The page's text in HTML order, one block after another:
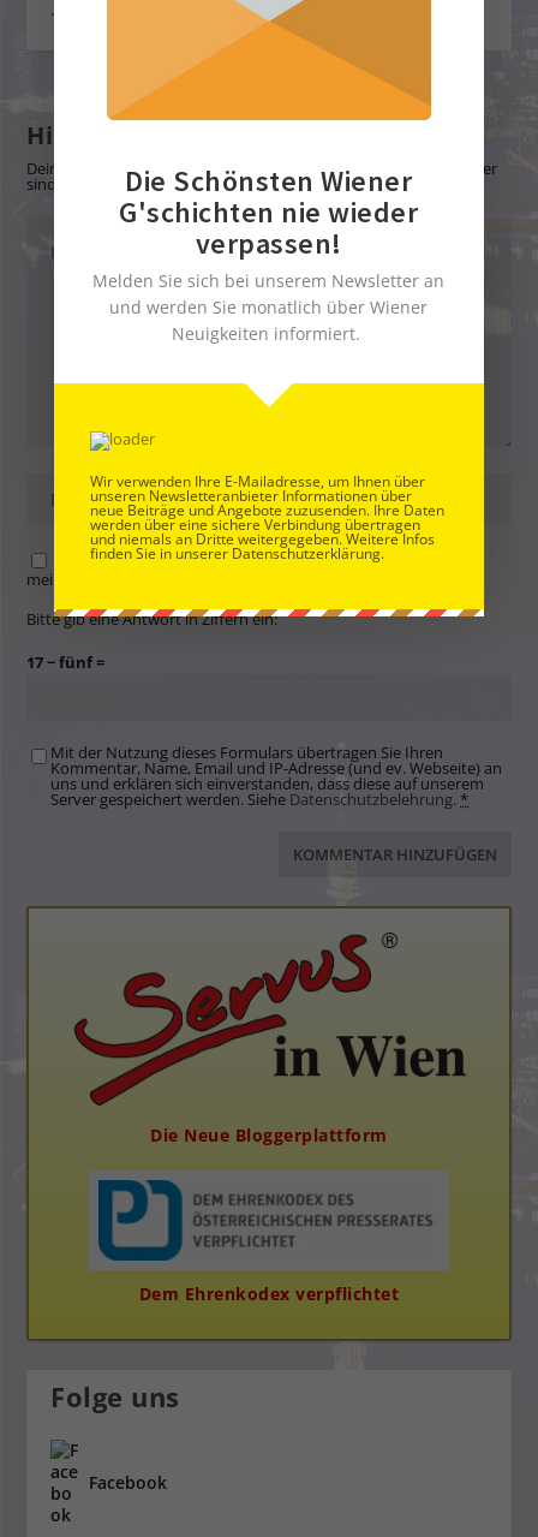
1. Mai 2023
Hinterlasse eine Antwort
Deine E-Mail-Adresse wird nicht veröffentlicht. Erforderliche Felder
sind mit markiert
Name, E-Mail-Adresse und Website in diesem Browser für
meinen nächsten Kommentar speichern.
Bitte gib eine Antwort in Ziffern ein:
17 − fünf =
Mit der Nutzung dieses Formulars übertragen Sie Ihren
Kommentar, Name, Email und IP-Adresse (und ev. Webseite) an
uns und erklären sich einverstanden, dass diese auf unserem
Server gespeichert werden. Siehe Datenschutzbelehrung.*
Die Neue Bloggerplattform
Dem Ehrenkodex verpflichtet
Folge uns
Facebook
Die Schönsten Wiener
G'schichten nie wieder
verpassen!
Melden Sie sich bei unserem Newsletter an
und werden Sie monatlich über Wiener
Neuigkeiten informiert.
Wir verwenden Ihre E-Mailadresse, um Ihnen über
unseren Newsletteranbieter Informationen über
neue Beiträge und Angebote zuzusenden. Ihre Daten
werden über eine sichere Verbindung übertragen
und niemals an Dritte weitergegeben. Weitere Infos
finden Sie in unserer Datenschutzerklärung.